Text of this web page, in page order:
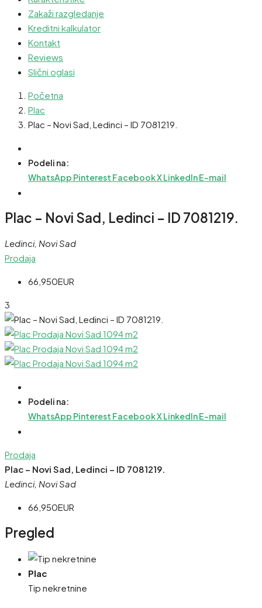
Zakaži razgledanje
Kreditni kalkulator
Kontakt
Reviews
Slični oglasi
Početna
Plac
Plac – Novi Sad, Ledinci – ID 7081219.
Podeli na:
WhatsApp Pinterest FacebookXLinkedInE-mail
Plac – Novi Sad, Ledinci – ID 7081219.
Ledinci, Novi Sad
Prodaja
66,950EUR
3
Podeli na:
WhatsApp Pinterest FacebookXLinkedInE-mail
Prodaja
Plac – Novi Sad, Ledinci – ID 7081219.
Ledinci, Novi Sad
66,950EUR
Pregled
Plac
Tip nekretnine